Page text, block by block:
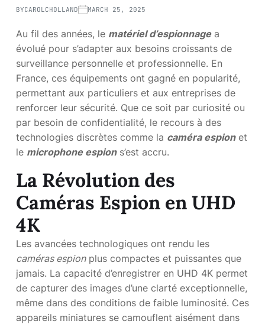
BYCAROLCHOLLAND MARCH 25, 2025
Au fil des années, le matériel d’espionnagea
évolué pour s’adapter aux besoins croissants de
surveillance personnelle et professionnelle. En
France, ces équipements ont gagné en popularité,
permettant aux particuliers et aux entreprises de
renforcer leur sécurité. Que ce soit par curiosité ou
par besoin de confidentialité, le recours à des
technologies discrètes comme la caméra espionet
le microphone espions’est accru.
La Révolution des
Caméras Espion en UHD
4K
Les avancées technologiques ont rendu les
caméras espionplus compactes et puissantes que
jamais. La capacité d’enregistrer en UHD 4K permet
de capturer des images d’une clarté exceptionnelle,
même dans des conditions de faible luminosité. Ces
appareils miniatures se camouflent aisément dans